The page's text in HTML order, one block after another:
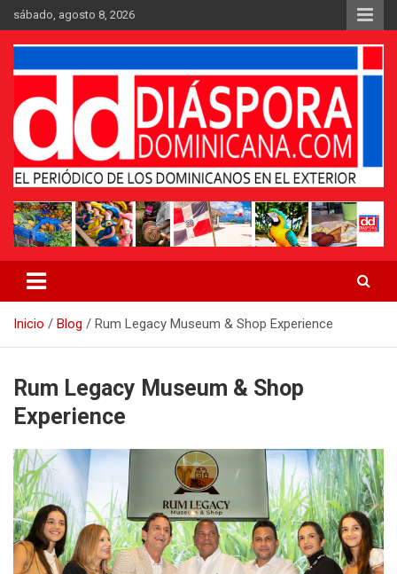
Saltar
al
contenido
sábado, agosto 8, 2026
Periódico Diáspora Dominicana
Inicio Blog Rum Legacy Museum & Shop Experience
Rum Legacy Museum & Shop
Experience